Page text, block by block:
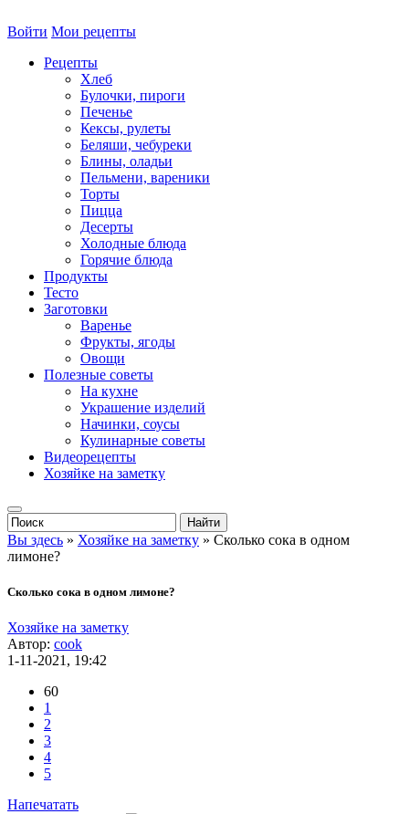
Войти Мои рецепты
Рецепты
Хлеб
Булочки, пироги
Печенье
Кексы, рулеты
Беляши, чебуреки
Блины, оладьи
Пельмени, вареники
Торты
Пицца
Десерты
Холодные блюда
Горячие блюда
Продукты
Тесто
Заготовки
Варенье
Фрукты, ягоды
Овощи
Полезные советы
На кухне
Украшение изделий
Начинки, соусы
Кулинарные советы
Видеорецепты
Хозяйке на заметку
Вы здесь » Хозяйке на заметку » Сколько сока в одном
лимоне?
Сколько сока в одном лимоне?
Хозяйке на заметку
Автор: cook
1-11-2021, 19:42
60
1
2
3
4
5
Напечатать